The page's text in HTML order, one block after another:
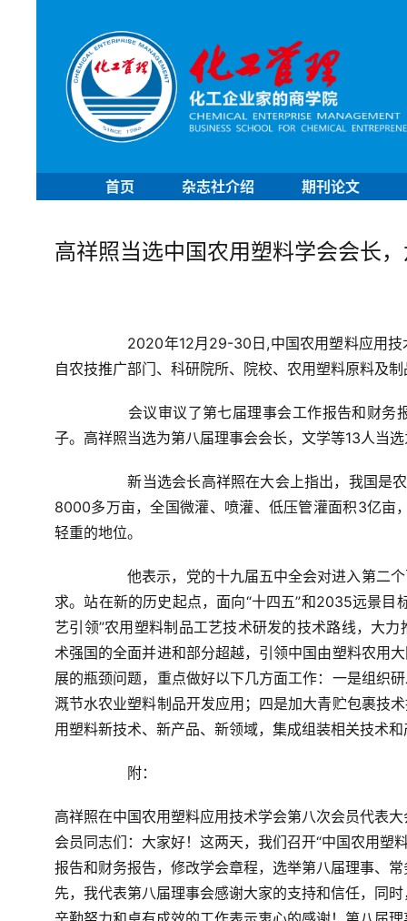
首页 杂志社介绍 期刊论文
高祥照当选中国农用塑料学会会长
2020年12月29-30日,中国农用塑料应用
自农技推广部门、科研院所、院校、农用塑料原料及
会议审议了第七届理事会工作报告和财务
子。 高祥照当选为第八届理事会会长，文学等13人当
新当选会长高祥照在大会上指出，我国是
8000多万亩，全国微灌、喷灌、低压管灌面积3亿亩
轻重的地位。
他表示，党的十九届五中全会对进入第二
求。站在新的历史起点，面向“十四五”和2035远景
艺引领”农用塑料制品工艺技术研发的技术路线，大
术强国的全面并进和部分超越，引领中国由塑料农用
展的瓶颈问题，重点做好以下几方面工作：一是组织
溉节水农业塑料制品开发应用；四是加大青贮包裹技
用塑料新技术、新产品、新领域，集成组装相关技术
附：
高祥照在中国农用塑料应用技术学会第八次会员代表
会员同志们： 大家好！ 这两天，我们召开“中国农用塑
报告和财务报告，修改学会章程，选举第八届理事、
先，我代表第八届理事会感谢大家的支持和信任， 同